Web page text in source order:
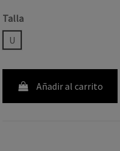
Talla
U
Añadir al carrito